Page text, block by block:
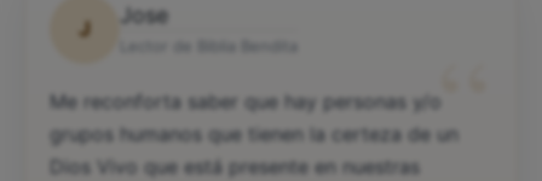
J
Jose
“
Me reconforta saber que hay personas y/o
grupos humanos que tienen la certeza de un
Dios Vivo que está presente en nuestras